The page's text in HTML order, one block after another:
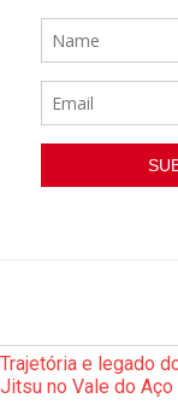
Trajetória e legado
Jitsu no Vale do Aço